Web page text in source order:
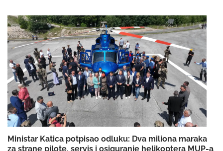
Ministar Katica potpisao odluku: Dva miliona maraka
za strane pilote, servis i osiguranje helikoptera MUP-a